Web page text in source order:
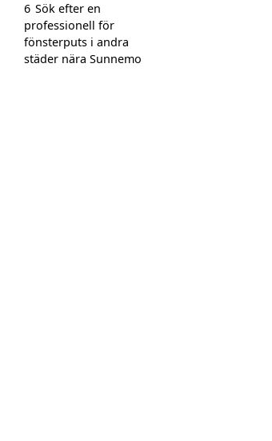
6 Sök efter en
professionell för
fönsterputs i andra
städer nära Sunnemo